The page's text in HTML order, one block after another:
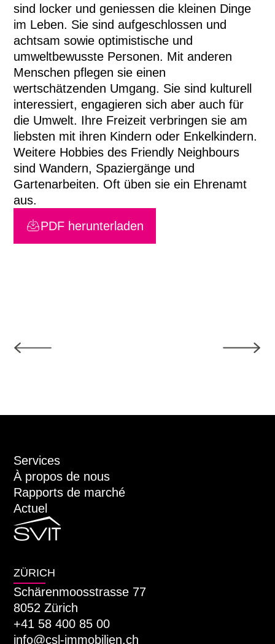
sind locker und geniessen die kleinen Dinge
im Leben. Sie sind aufgeschlossen und
achtsam sowie optimistische und
umweltbewusste Personen. Mit anderen
Menschen pflegen sie einen
wertschätzenden Umgang. Sie sind kulturell
interessiert, engagieren sich aber auch für
die Umwelt. Ihre Freizeit verbringen sie am
liebsten mit ihren Kindern oder Enkelkindern.
Weitere Hobbies des Friendly Neighbours
sind Wandern, Spaziergänge und
Gartenarbeiten. Oft üben sie ein Ehrenamt
aus.
PDF herunterladen
Services
À propos de nous
Rapports de marché
Actuel
ZÜRICH
Schärenmoosstrasse 77
8052 Zürich
+41 58 400 85 00
info@csl-immobilien.ch